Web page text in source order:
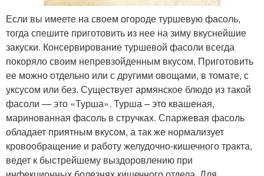
Если вы имеете на своем огороде туршевую фасоль,
тогда спешите приготовить из нее на зиму вкуснейшие
закуски. Консервирование туршевой фасоли всегда
покоряло своим непревзойденным вкусом. Приготовить
ее можно отдельно или с другими овощами, в томате, с
уксусом или без. Существует армянское блюдо из такой
фасоли — это «Турша». Турша – это квашеная,
маринованная фасоль в стручках. Спаржевая фасоль
обладает приятным вкусом, а так же нормализует
кровообращение и работу желудочно-кишечного тракта,
ведет к быстрейшему выздоровлению при